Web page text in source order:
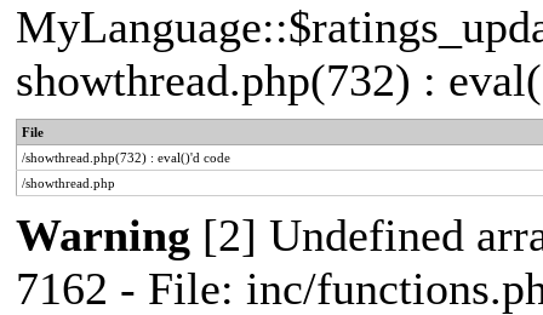
showthread.php(732) :
File
/showthread.php(732) : eval()'d code
/showthread.php
Warning [2] Undefined
7162 - File: inc/